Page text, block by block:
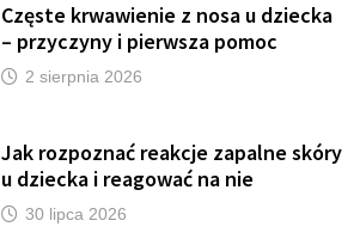
Częste krwawienie z nosa u dziecka
– przyczyny i pierwsza pomoc
2 sierpnia 2026
Jak rozpoznać reakcje zapalne skóry
u dziecka i reagować na nie
30 lipca 2026